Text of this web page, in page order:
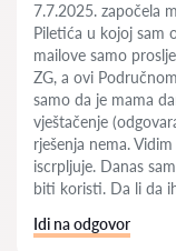
7.7.2025. započela
Piletića u kojoj sam
mailove samo
ZG, a ovi
samo da je mama
vještačenje
rješenja nema.
iscrpljuje. Danas
biti koristi. Da li da
Idi na odgovor